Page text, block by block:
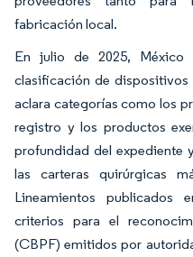
fabricación local.
En julio de 2025, México
clasificación de
aclara categorías como los
registro y los productos
profundidad del expediente
las carteras quirúrgicas
Lineamientos publicados
criterios para el
(CBPF) emitidos por